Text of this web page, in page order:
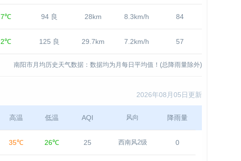
7℃ 94 良 28km 8.3km/h 84
2℃ 125 良 29.7km 7.2km/h 57
南阳市月均历史天气数据：数据均为月每日平均值！(总降雨量除外)
2026年08月05日更新
高温 低温 AQI 风向 降雨量
35℃ 26℃ 25 西南风2级 0